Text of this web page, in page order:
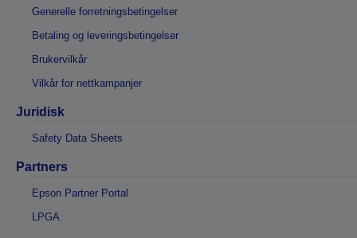
Generelle forretningsbetingelser
Betaling og leveringsbetingelser
Brukervilkår
Vilkår for nettkampanjer
Juridisk
Safety Data Sheets
Partners
Epson Partner Portal
LPGA